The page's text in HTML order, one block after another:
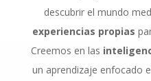
descubrir el mundo
experiencias propias
Creemos en las
un aprendizaje enfocado